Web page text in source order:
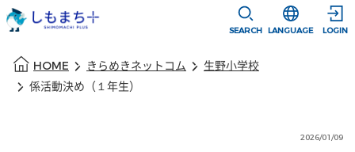
SEARCH
選択すると言
LANGUAGE LOGIN
HOME きらめきネットコム
生野小学校
係活動決め（１年生）
2026/01/09